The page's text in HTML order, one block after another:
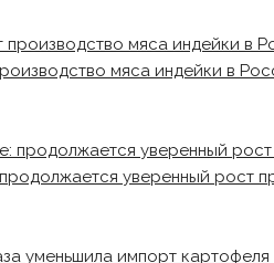
мяса индейки в
уверенный рост